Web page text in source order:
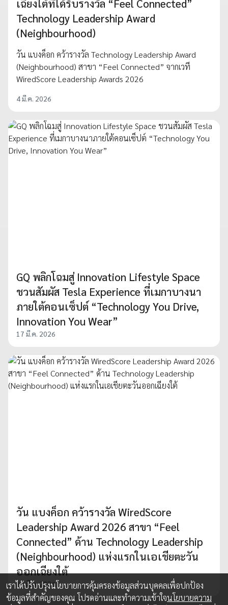
เฉียงใต้ที่ได้รับรางวัล “Feel Connected”
Technology Leadership Award
(Neighbourhood)
วัน แบงค็อก คว้ารางวัล Technology Leadership Award
(Neighbourhood) สาขา “Feel Connected” จากเวที
WiredScore Leadership Awards 2026
4 มี.ค. 2026
GQ พลิกโฉมสู่ Innovation Lifestyle Space
ชวนสัมผัส Tesla Experience ที่เมกาบางนา
ภายใต้คอนเซ็ปต์ “Technology You Drive,
Innovation You Wear”
17 มี.ค. 2026
วัน แบงค็อก คว้ารางวัล WiredScore
Leadership Award 2026 สาขา “Feel
Connected” ด้าน Technology Leadership
(Neighbourhood) แห่งแรกในเอเชียตะวัน
ออกเฉียงใต้
30 มี.ค. 2026
เราได้ปรับปรุงนโยบายการคุ้มครองข้อมูลส่วนบุคคลเพื่อปกป้อง
ข้อมูลที่สำคัญของคุณ โปรดอ่านและทำความเข้าใจนโยบายความ